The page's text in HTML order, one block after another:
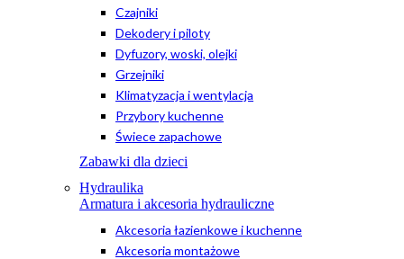
Czajniki
Dekodery i piloty
Dyfuzory, woski, olejki
Grzejniki
Klimatyzacja i wentylacja
Przybory kuchenne
Świece zapachowe
Zabawki dla dzieci
Hydraulika
Armatura i akcesoria hydrauliczne
Akcesoria łazienkowe i kuchenne
Akcesoria montażowe